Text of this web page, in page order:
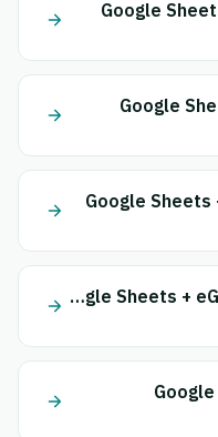
Google
Google
Google Sheets
Google Sheets + eGrow Chat Widget